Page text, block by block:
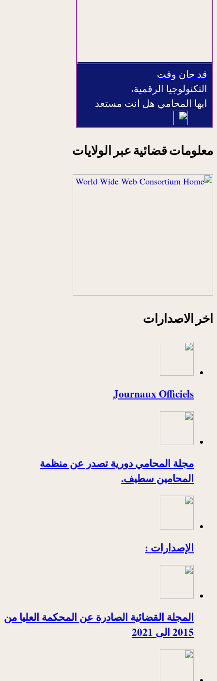
قد حان وقت
التكنولوجيا الرقمية،
ايها المحامي هل انت مستعد
معلومات قضائية عبر الولايات
اخر الاصدارات
Journaux Officiels
مجلة المحامي دورية تصدر عن منظمة
المحامين سطيف.
الإصدارات :
المجلة القضائية الصادرة عن المحكمة العليا من
2015 الى 2021